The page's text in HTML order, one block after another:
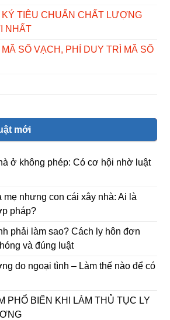
TIÊU CHUẨN CHẤT LƯỢNG
NHẤT
SỐ VẠCH, PHÍ DUY TRÌ MÃ SỐ
mới
ở không phép: Có cơ hội nhờ luật
nhưng con cái xây nhà: Ai là
pháp?
phải làm sao? Cách ly hôn đơn
và đúng luật
do ngoại tình – Làm thế nào để có
PHỔ BIẾN KHI LÀM THỦ TỤC LY